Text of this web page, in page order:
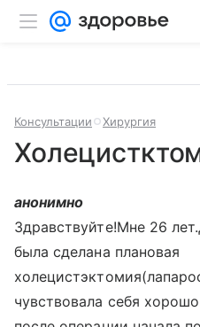
Консультации Хирургия
анонимно
Здравствуйте!Мне 26
была сделана плановая
чувствовала себя